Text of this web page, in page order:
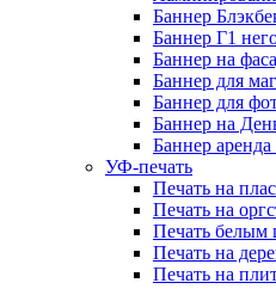
Баннер
Баннер Г1
Баннер на
Баннер для
Баннер для
Баннер на
Баннер
УФ-печать
Печать на
Печать на
Печать белым
Печать на
Печать на